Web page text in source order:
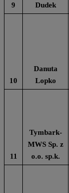
9 Dudek
10
Danuta
Lopko
11
Tymbark-
MWS Sp. z
o.o. sp.k.